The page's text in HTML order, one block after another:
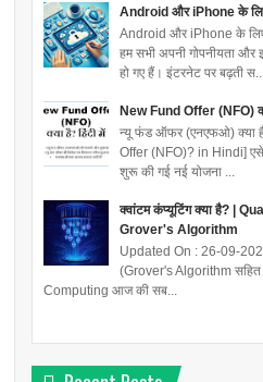
Android और iPhone के
Android और iPhone के
हम सभी अपनी गोपनीयता और
हो गए हैं। इंटरनेट पर बढ़ती
New Fund Offer (NFO)
न्यू फंड ऑफर (एनएफओ) क्या
Offer (NFO)? in Hindi] एसेट
शुरू की गई नई योजना ...
क्वांटम कंप्यूटिंग क्या है? |
Grover's Algorithm
Updated On : 26-09-
(Grover's Algorithm सहित
Computing आज की सब...